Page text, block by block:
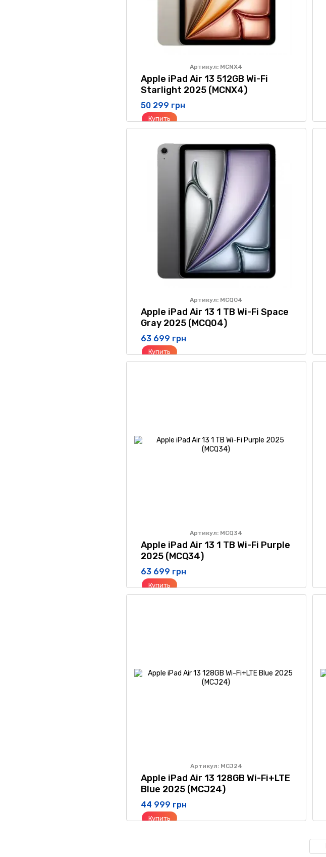
Артикул: MCNX4
Apple iPad Air 13 512GB Wi-Fi
Starlight 2025 (MCNX4)
50 299 грн
Купить
Артикул: MCQ04
Apple iPad Air 13 1 TB Wi-Fi Space
Gray 2025 (MCQ04)
63 699 грн
Купить
Артикул: MCQ34
Apple iPad Air 13 1 TB Wi-Fi Purple
2025 (MCQ34)
63 699 грн
Купить
Артикул: MCJ24
Apple iPad Air 13 128GB Wi-Fi+LTE
Blue 2025 (MCJ24)
44 999 грн
Купить